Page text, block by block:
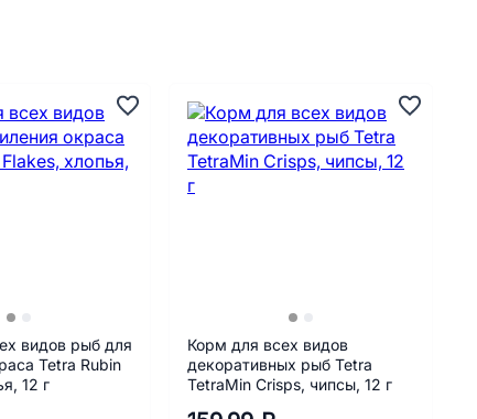
видов рыб для
Tetra Rubin
12 г
Корм для всех видов
декоративных рыб Tetra
TetraMin Crisps, чипсы, 12 г